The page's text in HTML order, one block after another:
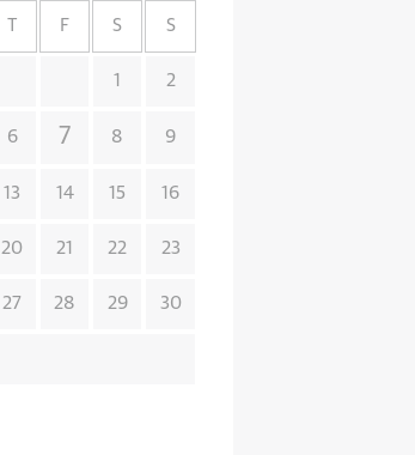
F S S
1 2
6 7 8 9
13 14 15 16
20 21 22 23
27 28 29 30